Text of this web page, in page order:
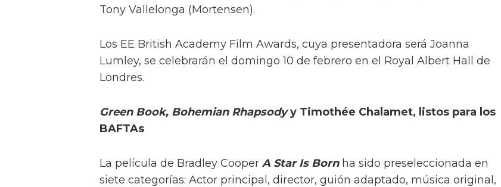
Tony Vallelonga (Mortensen).
Los EE British Academy Film Awards, cuya presentadora será Joanna
Lumley, se celebrarán el domingo 10 de febrero en el Royal Albert Hall de
Londres.
Green Book, Bohemian Rhapsodyy Timothée Chalamet, listos para los
BAFTAs
La película de Bradley Cooper A Star Is Bornha sido preseleccionada en
siete categorías: Actor principal, director, guión adaptado, música original,